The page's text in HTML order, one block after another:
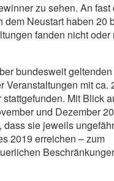
zu sehen. An fast
Neustart haben 20
fanden nicht oder
bundesweit
Veranstaltungen mit ca.
Mit Blick
und Dezember
sie jeweils
2019 erreichen – zum